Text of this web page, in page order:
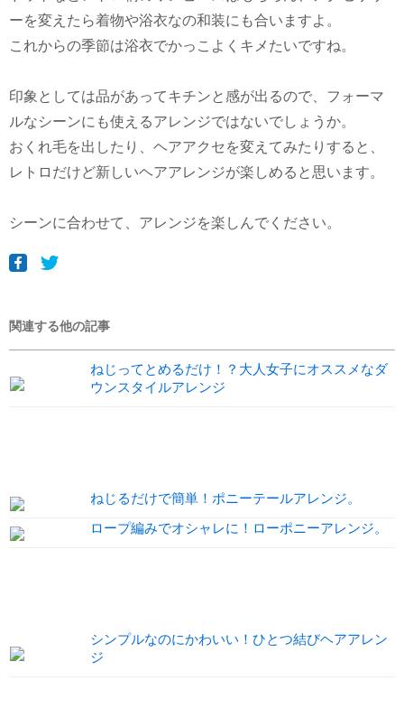
ーを変えたら着物や浴衣なの和装にも合いますよ。
これからの季節は浴衣でかっこよくキメたいですね。
印象としては品があってキチンと感が出るので、フォーマ
ルなシーンにも使えるアレンジではないでしょうか。
おくれ毛を出したり、ヘアアクセを変えてみたりすると、
レトロだけど新しいヘアアレンジが楽しめると思います。
シーンに合わせて、アレンジを楽しんでください。
関連する他の記事
ねじってとめるだけ！？大人女子にオススメなダ
ウンスタイルアレンジ
ねじるだけで簡単！ポニーテールアレンジ。
ロープ編みでオシャレに！ローポニーアレンジ。
シンプルなのにかわいい！ひとつ結びヘアアレン
ジ